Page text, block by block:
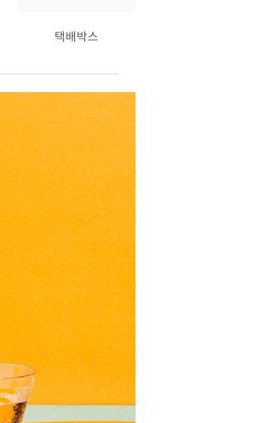
택배박스